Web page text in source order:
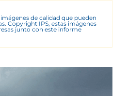
de calidad que pueden
Copyright IPS, estas imágenes
junto con este informe